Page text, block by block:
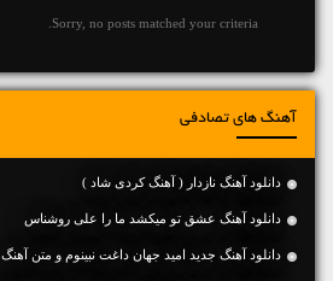
Sorry, no posts matched your criteria.
آهنگ های تصادفی
دانلود آهنگ نازدار ( آهنگ کردی شاد )
دانلود آهنگ عشق تو میکشد ما را علی روشناس
دانلود آهنگ جديد امید جهان داغت نبینوم و متن آهنگ